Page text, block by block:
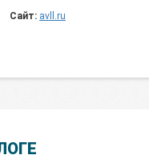
Сайт: avll.ru